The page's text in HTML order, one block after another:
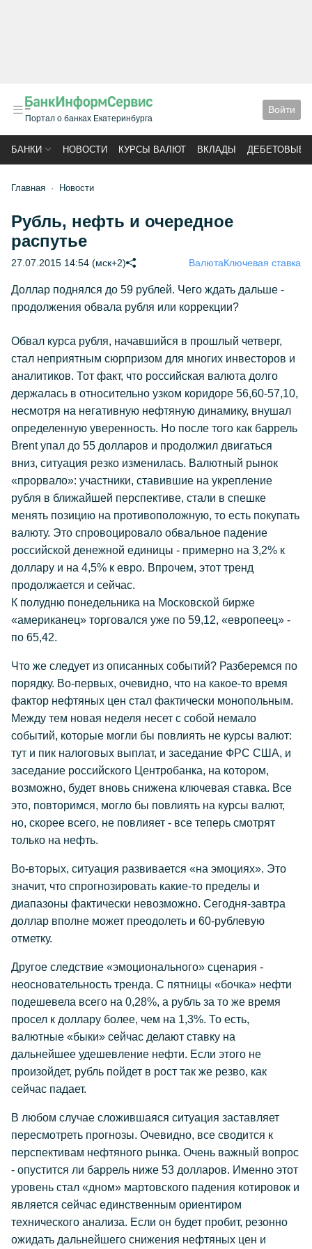
Портал о банках Екатеринбурга
Войти
БАНКИ НОВОСТИ КУРСЫ ВАЛЮТ ВКЛАДЫ ДЕБЕТОВЫЕ
Главная Новости
Рубль, нефть и очередное
распутье
27.07.2015 14:54 (мск+2) ВалютаКлючевая ставка
Доллар поднялся до 59 рублей. Чего ждать дальше -
продолжения обвала рубля или коррекции?
Обвал курса рубля, начавшийся в прошлый четверг,
стал неприятным сюрпризом для многих инвесторов и
аналитиков. Тот факт, что российская валюта долго
держалась в относительно узком коридоре 56,60-57,10,
несмотря на негативную нефтяную динамику, внушал
определенную уверенность. Но после того как баррель
Brent упал до 55 долларов и продолжил двигаться
вниз, ситуация резко изменилась. Валютный рынок
«прорвало»: участники, ставившие на укрепление
рубля в ближайшей перспективе, стали в спешке
менять позицию на противоположную, то есть покупать
валюту. Это спровоцировало обвальное падение
российской денежной единицы - примерно на 3,2% к
доллару и на 4,5% к евро. Впрочем, этот тренд
продолжается и сейчас.
К полудню понедельника на Московской бирже
«американец» торговался уже по 59,12, «европеец» -
по 65,42.
Что же следует из описанных событий? Разберемся по
порядку. Во-первых, очевидно, что на какое-то время
фактор нефтяных цен стал фактически монопольным.
Между тем новая неделя несет с собой немало
событий, которые могли бы повлиять не курсы валют:
тут и пик налоговых выплат, и заседание ФРС США, и
заседание российского Центробанка, на котором,
возможно, будет вновь снижена ключевая ставка. Все
это, повторимся, могло бы повлиять на курсы валют,
но, скорее всего, не повлияет - все теперь смотрят
только на нефть.
Во-вторых, ситуация развивается «на эмоциях». Это
значит, что спрогнозировать какие-то пределы и
диапазоны фактически невозможно. Сегодня-завтра
доллар вполне может преодолеть и 60-рублевую
отметку.
Другое следствие «эмоционального» сценария -
неосновательность тренда. С пятницы «бочка» нефти
подешевела всего на 0,28%, а рубль за то же время
просел к доллару более, чем на 1,3%. То есть,
валютные «быки» сейчас делают ставку на
дальнейшее удешевление нефти. Если этого не
произойдет, рубль пойдет в рост так же резво, как
сейчас падает.
В любом случае сложившаяся ситуация заставляет
пересмотреть прогнозы. Очевидно, все сводится к
перспективам нефтяного рынка. Очень важный вопрос
- опустится ли баррель ниже 53 долларов. Именно этот
уровень стал «дном» мартовского падения котировок и
является сейчас единственным ориентиром
технического анализа. Если он будет пробит, резонно
ожидать дальнейшего снижения нефтяных цен и